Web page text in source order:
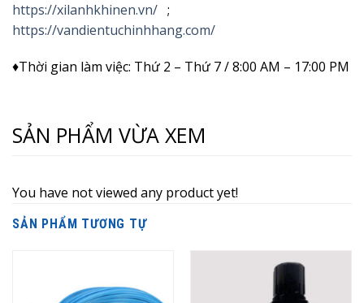
https://xilanhkhinen.vn/ ;
https://vandientuchinhhang.com/
♦Thời gian làm việc: Thứ 2 – Thứ 7 / 8:00 AM – 17:00 PM
SẢN PHẨM VỪA XEM
You have not viewed any product yet!
SẢN PHẨM TƯƠNG TỰ